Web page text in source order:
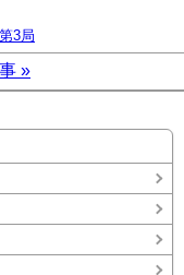
3局
»